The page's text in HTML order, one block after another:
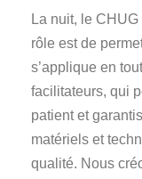
La nuit, le
rôle est de
s’applique en
facilitateurs, qui
patient et
matériels et
qualité. Nous